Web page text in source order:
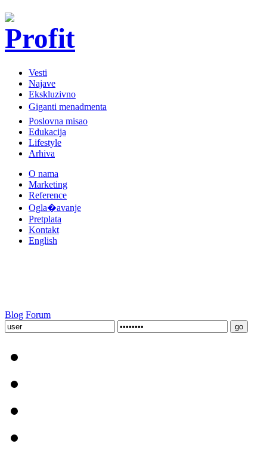
Vesti
Najave
Ekskluzivno
Giganti menadmenta
Poslovna misao
Edukacija
Lifestyle
Arhiva
O nama
Marketing
Reference
Ogla�avanje
Pretplata
Kontakt
English
Blog Forum